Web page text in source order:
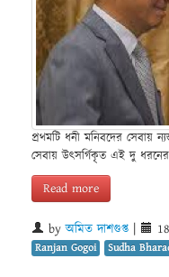
প্রথমটি ধনী মনিবদের সেবায়
সেবায় উৎসর্গিকৃত এই দু
Read more
byঅমিত দাশগুপ্ত |
Ranjan Gogoi Sudha